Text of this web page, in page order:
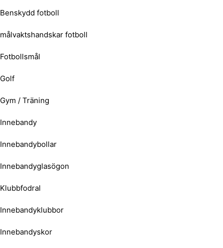
Benskydd fotboll
målvaktshandskar fotboll
Fotbollsmål
Golf
Gym / Träning
Innebandy
Innebandybollar
Innebandyglasögon
Klubbfodral
Innebandyklubbor
Innebandyskor